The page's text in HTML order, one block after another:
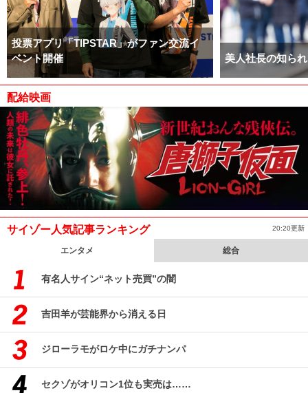
投票アプリ「TIPSTAR」がファン交流イ
ベント開催
美人社長の知ら
配給映画
サイゾー人気記事ランキング 20:20更新
エンタメ 総合
有名人サイン“ネット売買”の闇
吉田羊が芸能界から消える日
ジローラモがロケ中にガチナンパ
セクゾがオリコン1位も実売は……